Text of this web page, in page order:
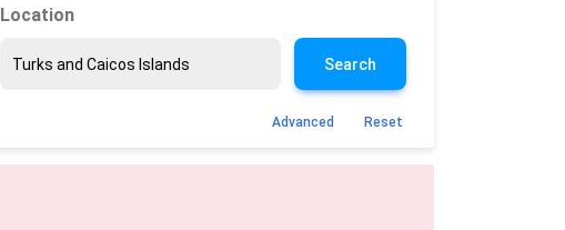
Location
Search
Advanced Reset